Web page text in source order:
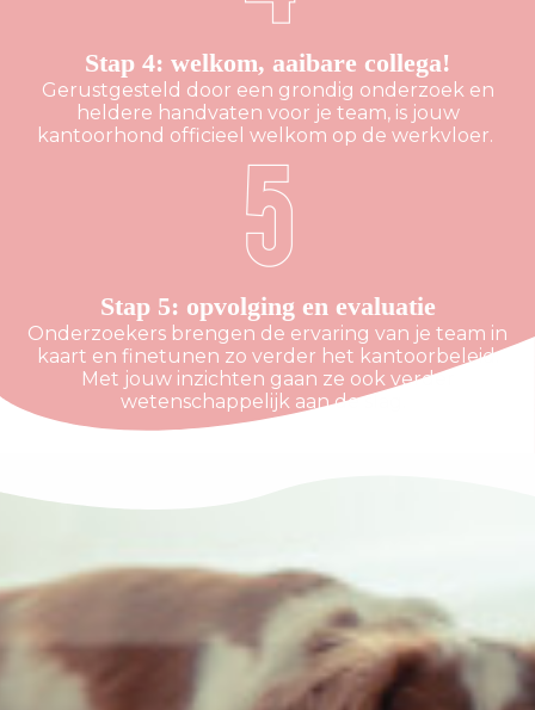
Stap 4: welkom, aaibare collega!
Gerustgesteld door een grondig onderzoek en
heldere handvaten voor je team, is jouw
kantoorhond officieel welkom op de werkvloer.
Stap 5: opvolging en evaluatie
Onderzoekers brengen de ervaring van je team in
kaart en finetunen zo verder het kantoorbeleid.
Met jouw inzichten gaan ze ook verder
wetenschappelijk aan de slag.